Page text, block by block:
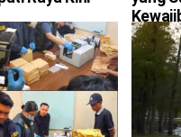
PAM